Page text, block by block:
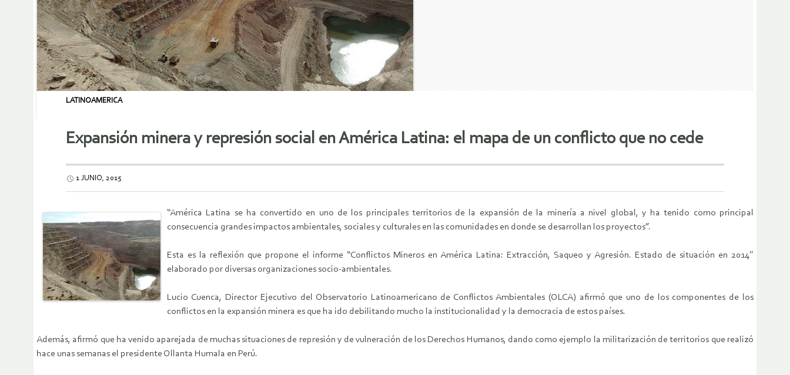
LATINOAMERICA
Expansión minera y represión social en América Latina: el mapa de un conflicto que no cede
1 JUNIO, 2015
“América Latina se ha convertido en uno de los principales territorios de la expansión de la minería a nivel global, y ha tenido como principal
consecuencia grandes impactos ambientales, sociales y culturales en las comunidades en donde se desarrollan los proyectos”.
Esta es la reflexión que propone el informe “Conflictos Mineros en América Latina: Extracción, Saqueo y Agresión. Estado de situación en 2014″
elaborado por diversas organizaciones socio-ambientales.
Lucio Cuenca, Director Ejecutivo del Observatorio Latinoamericano de Conflictos Ambientales (OLCA) afirmó que uno de los componentes de los
conflictos en la expansión minera es que ha ido debilitando mucho la institucionalidad y la democracia de estos países.
Además, afirmó que ha venido aparejada de muchas situaciones de represión y de vulneración de los Derechos Humanos, dando como ejemplo la militarización de territorios que realizó
hace unas semanas el presidente Ollanta Humala en Perú.